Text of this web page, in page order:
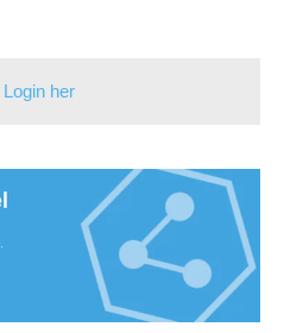
Login her